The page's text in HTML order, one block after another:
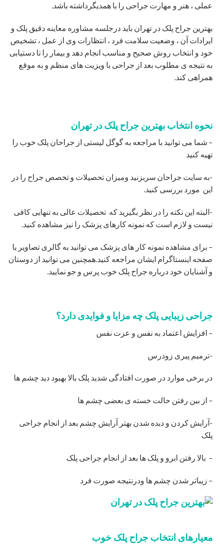
عملی ، هنر و مهارت جراحی را با همدیگرداشته باشد.
بهترین جراح پلک در تهران باید درجلسه مشاوره معاینه دقیق پلک و
ایرادات آن ، وضعیت سلامت فرد ، انتظارات وی از عمل ، تشخیص
خود و انتخاب روش صحیح و مناسب انجام دهد و بیمار را تا دستیابی
به نتیجه ی مطلوب بعد از جراحی با ویزیت های منظم و به موقع
همراهی کند.
نحوه انتخاب بهترین جراح پلک در تهران
– شما می توانید با مراجعه به گوگل لیستی از جراحان پلک خوب را
تهیه کنید
-به سایت جراحان سربزنید ومیزان تحصیلات و تخصص جراح را در
این مورد بررسی کنید.
-البته این نکته را در نظر بگیرید که تحصیلات عالی به تنهایی کافی
نیست و لازم است که نمونه کارهای پزشک را نیز مشاهده کنید.
– برای مشاهده نمونه کار های پزشک می توانید به گالری تصاویر یا
صفحه اینستاگرام ایشان مراجعه کنید.همچنین می توانید از دوستان
و آشنایان خود درباره جراح پلک خوب پرس و جو نمایید.
جراحی زیبایی پلک چه مزایا و فوایدی دارد؟
– افزایش اعتماد به نفس و عزت نفس
-ترمیم پیری زودرس
در برخی موارد در صورت افتادگی شدید پلک بالا بهبود دید چشم ها
– از بین رفتن حالت خسته ی بعضی چشم ها
-آرایش کردن و دیده شدن بهتر آرایش چشم بعد از انجام جراحی
پلک
– بالا رفتن ابرو و پلک ها بعد از انجام جراحی پلک
– زیباتر شدن چشم ها ودرنتیجه صورت فرد
معیارهای انتخاب جراح پلک خوب